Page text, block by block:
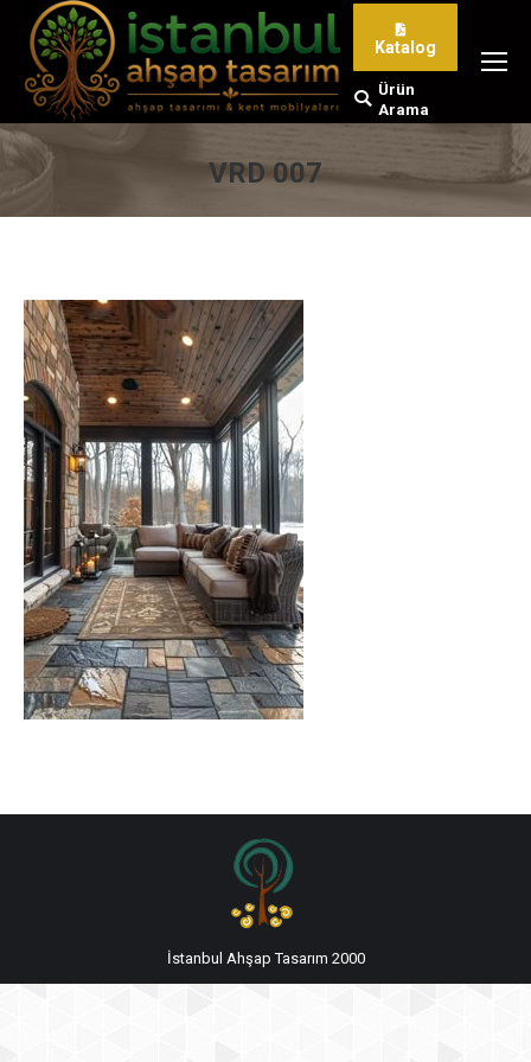
Katalog
Search:
Ürün
Arama
VRD 007
İstanbul Ahşap Tasarım 2000